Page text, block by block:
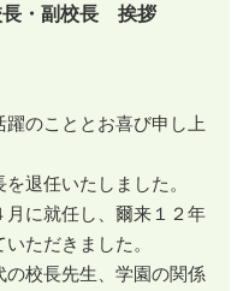
長・副校長 挨拶
のこととお喜び申し上
退任いたしました。
に就任し、爾来１２年
ただきました。
校長先生、学園の関係